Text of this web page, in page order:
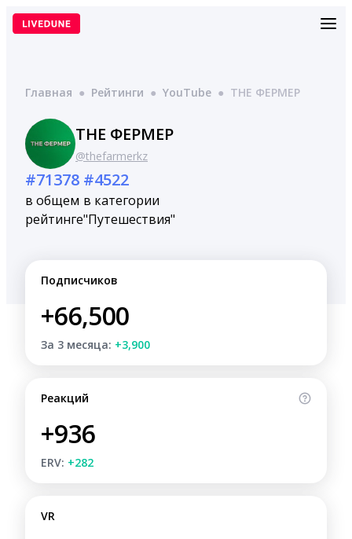
Перейти
Главная ● Рейтинги ● YouTube ● THE ФЕРМЕР
THE ФЕРМЕР
@thefarmerkz
#71378
в общем
рейтинге
#4522
в категории
"Путешествия"
Подписчиков
+66,500
За 3 месяца: +3,900
Реакций
+936
ERV: +282
VR